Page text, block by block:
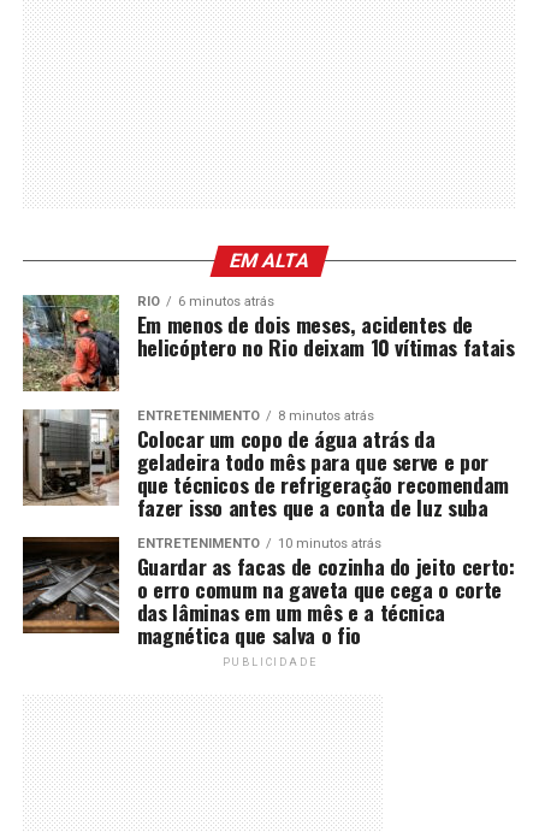
EM ALTA
RIO 6 minutos atrás
Em menos de dois meses, acidentes de
helicóptero no Rio deixam 10 vítimas fatais
ENTRETENIMENTO 8 minutos atrás
Colocar um copo de água atrás da
geladeira todo mês para que serve e por
que técnicos de refrigeração recomendam
fazer isso antes que a conta de luz suba
ENTRETENIMENTO 10 minutos atrás
Guardar as facas de cozinha do jeito certo:
o erro comum na gaveta que cega o corte
das lâminas em um mês e a técnica
magnética que salva o fio
PUBLICIDADE